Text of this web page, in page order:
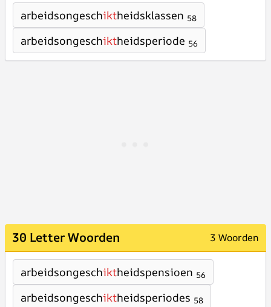
arbeidsongeschiktheidsklassen 58
arbeidsongeschiktheidsperiode 56
30 Letter Woorden 3 Woorden
arbeidsongeschiktheidspensioen 56
arbeidsongeschiktheidsperiodes 58